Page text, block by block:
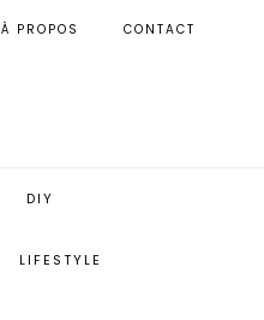
À PROPOS CONTACT
DIY
LIFESTYLE